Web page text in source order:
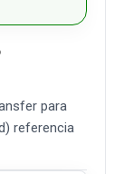
para
referencia